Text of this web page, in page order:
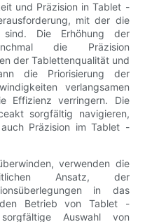
und Präzision in Tablet -
mit der die
sind. Die Erhöhung der
die Präzision
der Tablettenqualität und
die Priorisierung der
verlangsamen
Effizienz verringern. Die
sorgfältig navigieren,
Präzision im Tablet -
verwenden die
Ansatz, der
in das
Betrieb von Tablet -
Auswahl von